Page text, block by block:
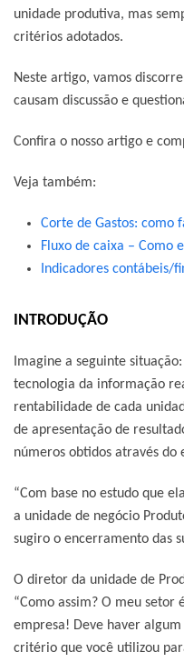
unidade produtiva, mas
critérios adotados.
Neste artigo, vamos
causam discussão e
Confira o nosso artigo e
Veja também:
Corte de Gastos: como
Fluxo de caixa – Como
Indicadores contábeis/
INTRODUÇÃO
Imagine a seguinte
tecnologia da informação
rentabilidade de cada
de apresentação de
números obtidos através do
“Com base no estudo que
a unidade de negócio
sugiro o encerramento das
O diretor da unidade de
“Como assim? O meu setor
empresa! Deve haver
critério que você utilizou